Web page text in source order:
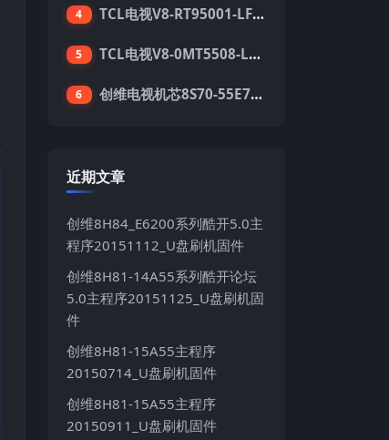
4 TCL电视V8-RT95001-LF1V215版本强刷电视固件包下载
5 TCL电视V8-0MT5508-LF1V362版本强刷电视固件包下载
6 创维电视机芯8S70-55E710S系列酷开5.05刷机固件
近期文章
创维8H84_E6200系列酷开5.0主
程序20151112_U盘刷机固件
创维8H81-14A55系列酷开论坛
5.0主程序20151125_U盘刷机固
件
创维8H81-15A55主程序
20150714_U盘刷机固件
创维8H81-15A55主程序
20150911_U盘刷机固件